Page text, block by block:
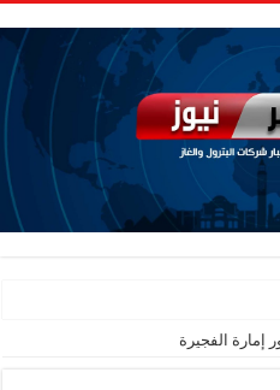
اسوان
إمارة الفجيرة